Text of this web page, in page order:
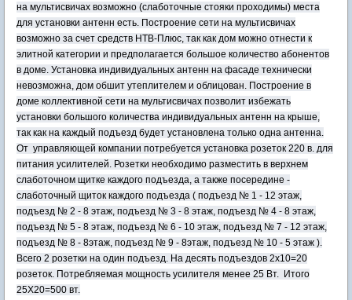
на мультисвичах возможно (слаботочные стояки проходимы) места
для установки антенн есть. Построение сети на мультисвичах
возможно за счет средств НТВ-Плюс, так как дом можно отнести к
элитной категории и предполагается большое количество абонентов
в доме. Установка индивидуальных антенн на фасаде технически
невозможна, дом обшит утеплителем и облицован. Построение в
доме коллективной сети на мультисвичах позволит избежать
установки большого количества индивидуальных антенн на крыше,
так как на каждый подъезд будет установлена только одна антенна.
От управляющей компании потребуется установка розеток 220 в. для
питания усилителей. Розетки необходимо разместить в верхнем
слаботочном щитке каждого подъезда, а также посередине -
слаботочный щиток каждого подъезда ( подъезд № 1 - 12 этаж,
подъезд № 2 - 8 этаж, подъезд № 3 - 8 этаж, подъезд № 4 - 8 этаж,
подъезд № 5 - 8 этаж, подъезд № 6 - 10 этаж, подъезд № 7 - 12 этаж,
подъезд № 8 - 8этаж, подъезд № 9 - 8этаж, подъезд № 10 - 5 этаж ).
Всего 2 розетки на один подъезд. На десять подъездов 2х10=20
розеток. Потребляемая мощность усилителя менее 25 Вт. Итого
25Х20=500 вт.